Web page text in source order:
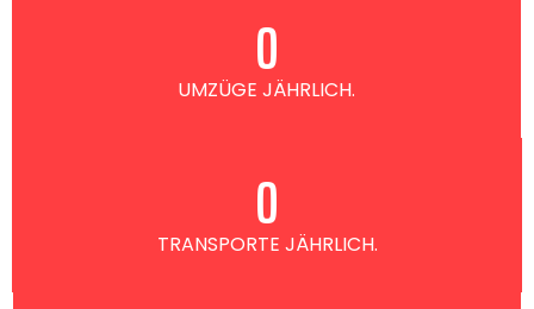
UMZÜGE JÄHRLICH.
0
TRANSPORTE JÄHRLICH.
0